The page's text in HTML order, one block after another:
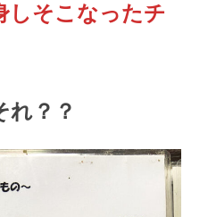
しそこなったチ
れ？？